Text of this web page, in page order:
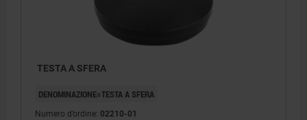
TESTA A SFERA
DENOMINAZIONE=TESTA A SFERA
Numero d’ordine: 02210-01